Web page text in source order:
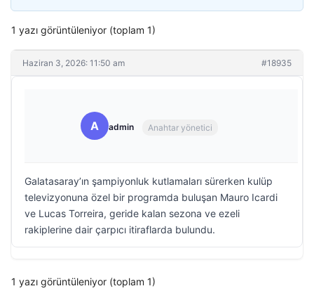
1 yazı görüntüleniyor (toplam 1)
Haziran 3, 2026: 11:50 am #18935
A admin Anahtar yönetici
Galatasaray’ın şampiyonluk kutlamaları sürerken kulüp
televizyonuna özel bir programda buluşan Mauro Icardi
ve Lucas Torreira, geride kalan sezona ve ezeli
rakiplerine dair çarpıcı itiraflarda bulundu.
1 yazı görüntüleniyor (toplam 1)